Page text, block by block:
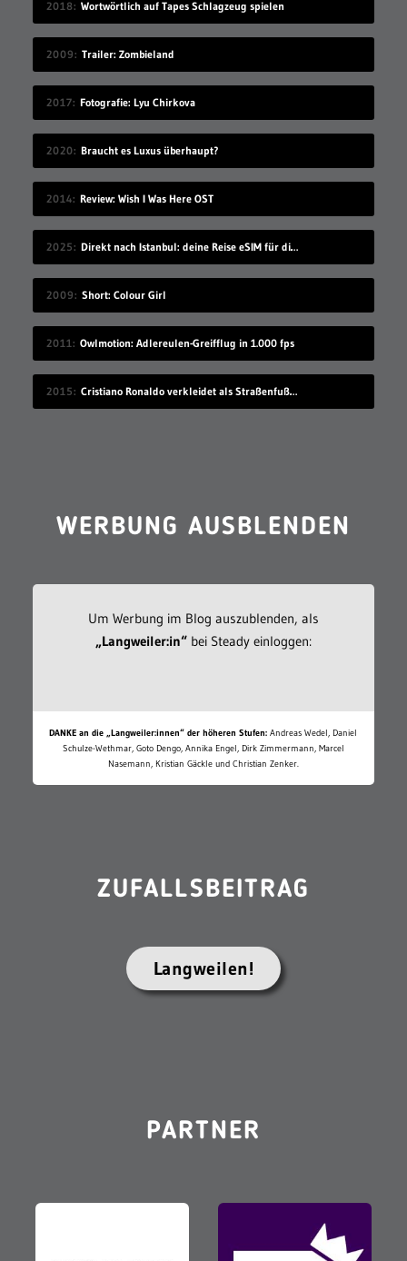
2018 Wortwörtlich auf Tapes Schlagzeug spielen
2009 Trailer: Zombieland
2017 Fotografie: Lyu Chirkova
2020 Braucht es Luxus überhaupt?
2014 Review: Wish I Was Here OST
2025 Direkt nach Istanbul: deine Reise eSIM für die Türkei
2009 Short: Colour Girl
2011 Owlmotion: Adlereulen-Greifflug in 1.000 fps
2015 Cristiano Ronaldo verkleidet als Straßenfußballer
WERBUNG AUSBLENDEN
Um Werbung im Blog auszublenden, als
„Langweiler:in“bei Steady einloggen:
DANKE an die „Langweiler:innen“ der höheren Stufen: Andreas Wedel, Daniel
Schulze-Wethmar, Goto Dengo, Annika Engel, Dirk Zimmermann, Marcel
Nasemann, Kristian Gäckle und Christian Zenker.
ZUFALLSBEITRAG
Langweilen!
PARTNER